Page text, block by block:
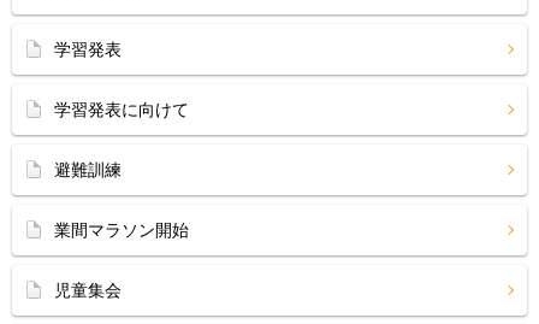
学習発表
学習発表に向けて
避難訓練
業間マラソン開始
児童集会